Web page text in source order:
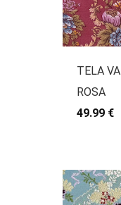
TELA
ROSA
49.99 €